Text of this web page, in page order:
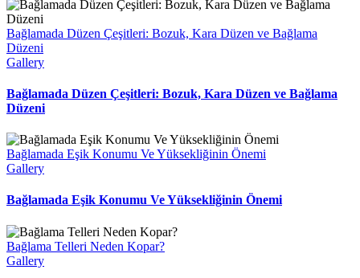
Bağlamada Düzen Çeşitleri: Bozuk, Kara Düzen ve Bağlama
Düzeni
Gallery
Bağlamada Düzen Çeşitleri: Bozuk, Kara Düzen ve Bağlama
Düzeni
Bağlamada Eşik Konumu Ve Yüksekliğinin Önemi
Gallery
Bağlamada Eşik Konumu Ve Yüksekliğinin Önemi
Bağlama Telleri Neden Kopar?
Gallery